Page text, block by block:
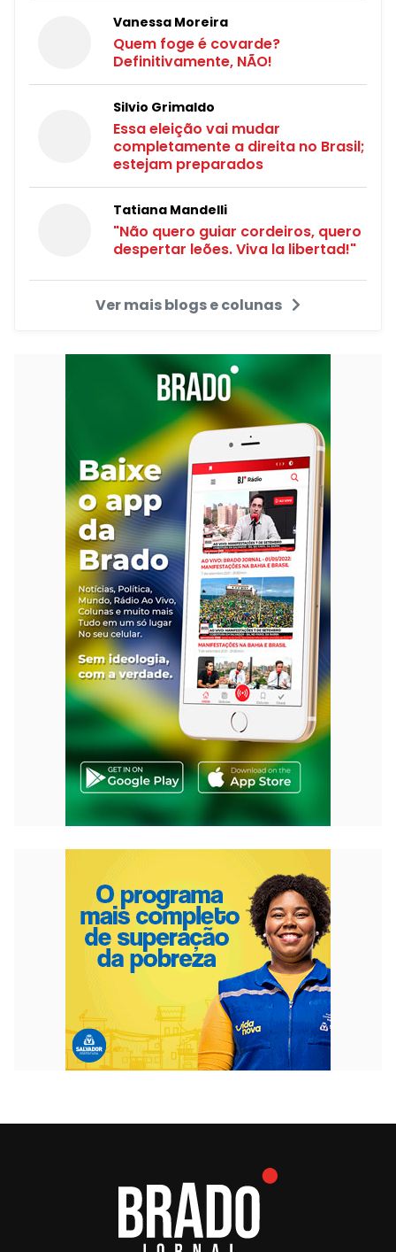
Vanessa Moreira
Quem foge é covarde?
Definitivamente, NÃO!
Silvio Grimaldo
Essa eleição vai mudar
completamente a direita no Brasil;
estejam preparados
Tatiana Mandelli
"Não quero guiar cordeiros, quero
despertar leões. Viva la libertad!"
Ver mais blogs e colunas